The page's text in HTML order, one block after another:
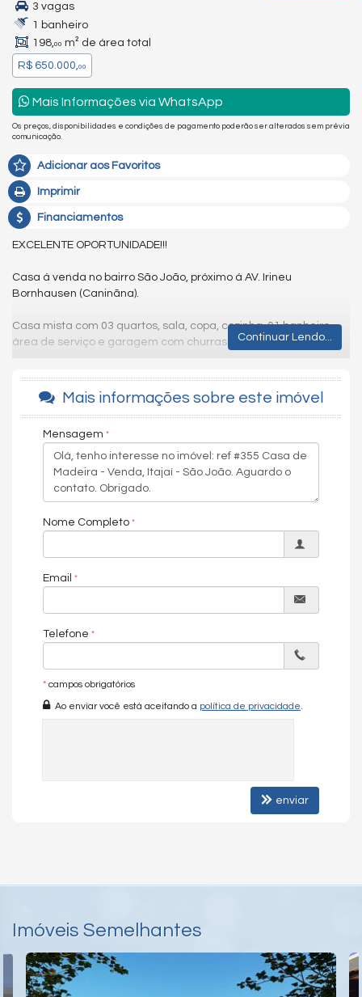
3 vagas
1 banheiro
198,00 m² de área total
R$ 650.000,00
Mais Informações via WhatsApp
Os preços, disponibilidades e condições de pagamento poderão ser alterados sem prévia
comunicação.
Adicionar aos Favoritos
Imprimir
Financiamentos
EXCELENTE OPORTUNIDADE!!!
Casa á venda no bairro São João, próximo á AV. Irineu
Bornhausen (Caninãna).
Casa mista com 03 quartos, sala, copa, cozinha, 01 banheiro,
área de serviço e garagem com churrasqueira.
Gostou? Agende sua visita com uma de nossas corretoras!
Características do Imóvel
Área de Serviço
Banheiro Social
Continuar Lendo...
Mais informações sobre este imóvel
Mensagem
Nome Completo
Email
Telefone
* campos obrigatórios
Ao enviar você está aceitando a política de privacidade
enviar
Imóveis Semelhantes